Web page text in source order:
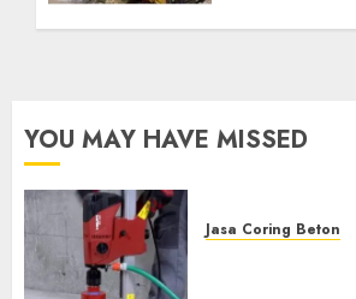
YOU MAY HAVE MISSED
Jasa Coring Beton